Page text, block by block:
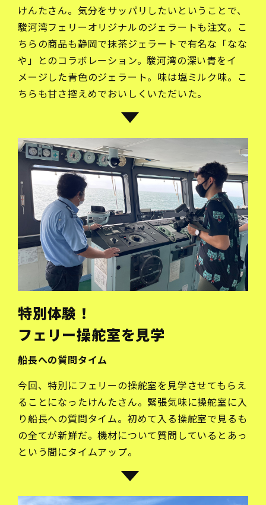
けんたさん。気分をサッパリしたいということで、
駿河湾フェリーオリジナルのジェラートも注文。こ
ちらの商品も静岡で抹茶ジェラートで有名な「なな
や」とのコラボレーション。駿河湾の深い青をイ
メージした青色のジェラート。味は塩ミルク味。こ
ちらも甘さ控えめでおいしくいただいた。
特別体験！
フェリー操舵室を見学
船長への質問タイム
今回、特別にフェリーの操舵室を見学させてもらえ
ることになったけんたさん。緊張気味に操舵室に入
り船長への質問タイム。初めて入る操舵室で見るも
の全てが新鮮だ。機材について質問しているとあっ
という間にタイムアップ。